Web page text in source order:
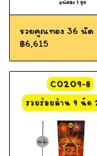
รวยคูณทอง 36 นั
฿6,615